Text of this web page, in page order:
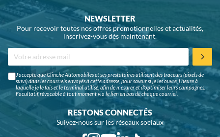
NEWSLETTER
Pour recevoir toutes nos offres promotionnelles et actualités,
inscrivez-vous dès maintenant.
J'accepte que Glinche Automobiles et ses prestataires utilisent des traceurs (pixels de
suivi) dans les courriels envoyés à cette adresse, pour savoir si je les ouvre, l'heure à
laquelle je le fais et le terminal utilisé, afin de mesurer et d'optimiser leurs campagnes.
Facultatif, révocable à tout moment via le lien en bas de chaque courriel.
RESTONS CONNECTÉS
Suivez-nous sur les réseaux sociaux